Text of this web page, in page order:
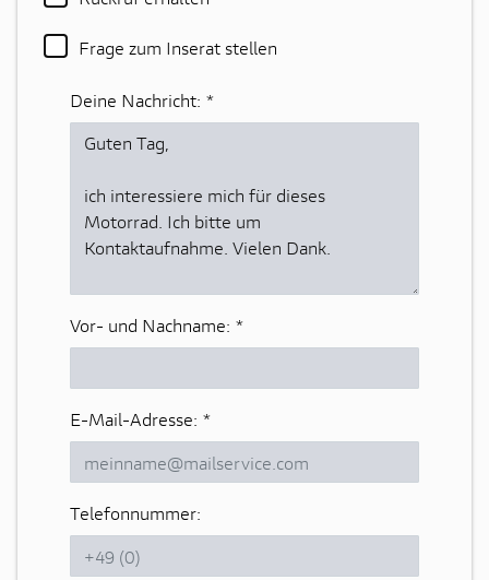
Frage zum Inserat stellen
Deine Nachricht: *
Vor- und Nachname: *
E-Mail-Adresse: *
Telefonnummer: